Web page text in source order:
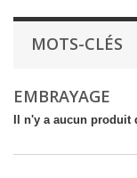
MOTS-CLÉS
EMBRAYAGE
Il n'y a aucun produit